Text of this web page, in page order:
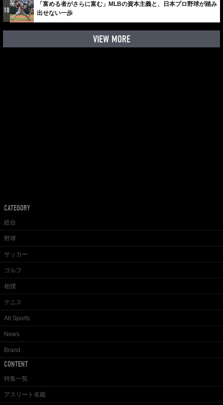
10
「富める者がさらに富む」MLBの資本主義と、日本プロ野球が踏み
出せない一歩
VIEW MORE
CATEGORY
総合
野球
サッカー
ゴルフ
相撲
テニス
All Sports
News
Brand
CONTENT
特集一覧
アスリート名鑑